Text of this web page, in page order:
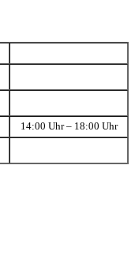
14:00 Uhr – 18:00 Uhr